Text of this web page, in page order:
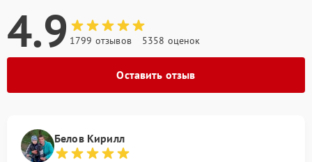
4.9 1799 отзывов 5358 оценок
Оставить отзыв
Белов Кирилл